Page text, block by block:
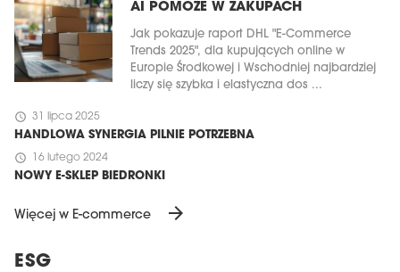
AI POMOŻE W ZAKUPACH
Jak pokazuje raport DHL "E-Commerce
Trends 2025", dla kupujących online w
Europie Środkowej i Wschodniej najbardziej
liczy się szybka i elastyczna dos ...
schedule 31 lipca 2025
HANDLOWA SYNERGIA PILNIE POTRZEBNA
schedule 16 lutego 2024
NOWY E-SKLEP BIEDRONKI
Więcej w E-commerce arrow_forward
ESG